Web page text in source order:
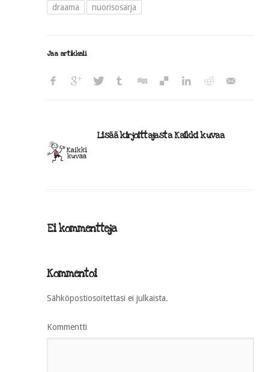
draama nuorisosarja
Jaa artikkeli
Lisää kirjoittajasta Kaikki kuvaa
Ei kommentteja
Kommentoi
Sähköpostiosoitettasi ei julkaista.
Kommentti